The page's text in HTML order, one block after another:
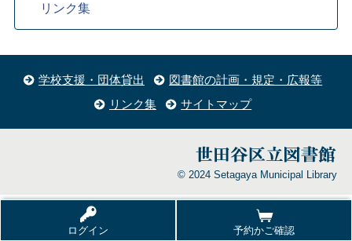
ログイン 予約かご確認
リンク集
学校支援・団体貸出
図書館の計画・規定・広報等
リンク集
サイトマップ
© 2024 Setagaya Municipal Library